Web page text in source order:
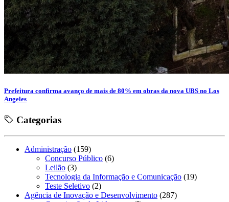
Prefeitura confirma avanço de mais de 80% em obras da nova UBS no Los
Angeles
Categorias
Administração (159)
Concurso Público (6)
Leilão (3)
Tecnologia da Informação e Comunicação (19)
Teste Seletivo (2)
Agência de Inovação e Desenvolvimento (287)